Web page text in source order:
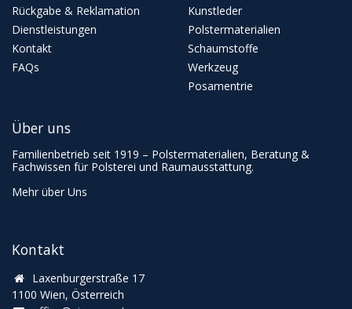
Rückgabe & Reklamation
Dienstleistungen
Kontakt
FAQs
Kunstleder
Polstermaterialien
Schaumstoffe
Werkzeug
Posamentrie
Kontakt
Laxenburgerstraße 17
1100 Wien, Österreich
Über uns
Familienbetrieb seit 1919 – Polstermaterialien, Beratung &
Fachwissen für Polsterei und Raumausstattung.
Mehr über Uns